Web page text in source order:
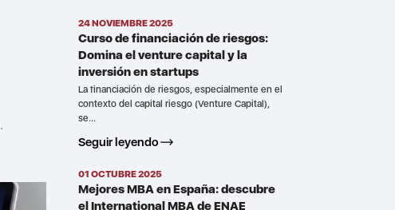
.
24 NOVIEMBRE 2025
Curso de financiación de riesgos:
Domina el venture capital y la
inversión en startups
La financiación de riesgos, especialmente en el
contexto del capital riesgo (Venture Capital),
se...
Seguir leyendo
01 OCTUBRE 2025
Mejores MBA en España: descubre
el International MBA de ENAE